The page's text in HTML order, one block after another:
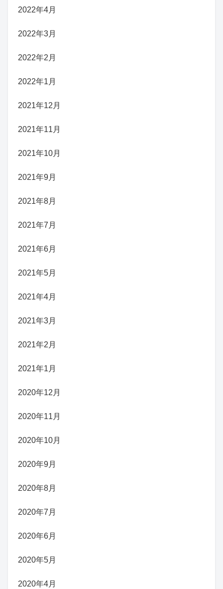
2022年4月
2022年3月
2022年2月
2022年1月
2021年12月
2021年11月
2021年10月
2021年9月
2021年8月
2021年7月
2021年6月
2021年5月
2021年4月
2021年3月
2021年2月
2021年1月
2020年12月
2020年11月
2020年10月
2020年9月
2020年8月
2020年7月
2020年6月
2020年5月
2020年4月